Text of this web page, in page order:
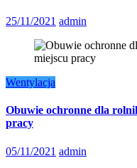
25/11/2021 admin
Wentylacja
Obuwie ochronne dla
pracy
05/11/2021 admin